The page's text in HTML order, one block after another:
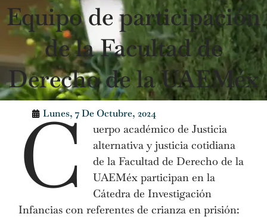
Equipo de participación
de la Facultad de
Derecho de la UAEMéx
Lunes, 7 De Octubre, 2024
C
uerpo académico de Justicia
alternativa y justicia cotidiana
de la Facultad de Derecho de la
UAEMéx participan en la
Cátedra de Investigación
Infancias con referentes de crianza en prisión: